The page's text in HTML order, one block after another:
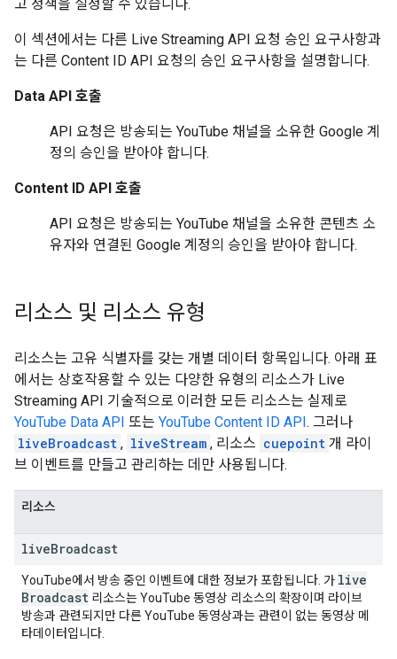
고 정책을 설정할 수 있습니다.
이 섹션에서는 다른 Live Streaming API 요청 승인 요구사항과
는 다른 Content ID API 요청의 승인 요구사항을 설명합니다.
Data API 호출
API 요청은 방송되는 YouTube 채널을 소유한 Google 계
정의 승인을 받아야 합니다.
Content ID API 호출
API 요청은 방송되는 YouTube 채널을 소유한 콘텐츠 소
유자와 연결된 Google 계정의 승인을 받아야 합니다.
리소스 및 리소스 유형
리소스는 고유 식별자를 갖는 개별 데이터 항목입니다. 아래 표
에서는 상호작용할 수 있는 다양한 유형의 리소스가 Live
Streaming API 기술적으로 이러한 모든 리소스는 실제로
YouTube Data API 또는 YouTube Content ID API. 그러나
liveBroadcast , liveStream , 리소스 cuepoint 개 라이
브 이벤트를 만들고 관리하는 데만 사용됩니다.
리소스
liveBroadcast
YouTube에서 방송 중인 이벤트에 대한 정보가 포함됩니다. 가 live
Broadcast 리소스는 YouTube 동영상 리소스의 확장이며 라이브
방송과 관련되지만 다른 YouTube 동영상과는 관련이 없는 동영상 메
타데이터입니다.